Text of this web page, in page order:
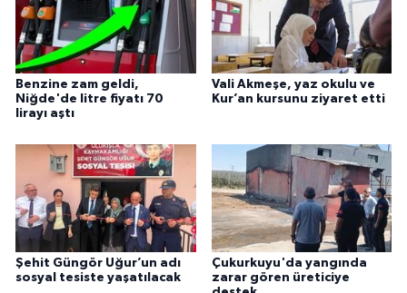
Benzine zam geldi,
Niğde'de litre fiyatı 70
lirayı aştı
Vali Akmeşe, yaz okulu ve
Kur’an kursunu ziyaret etti
Şehit Güngör Uğur’un adı
sosyal tesiste yaşatılacak
Çukurkuyu'da yangında
zarar gören üreticiye